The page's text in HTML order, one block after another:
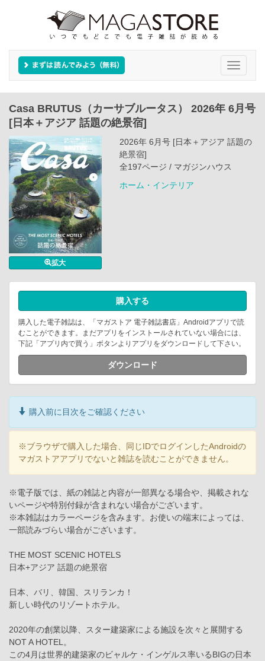
Toggle
Casa BRUTUS（カーサブルータス） 2026年 6月号
[日本＋アジア 話題の絶景宿]
拡大
2026年 6月号 [日本＋アジア 話題の
絶景宿]
全197ページ / マガジンハウス
ホーム・インテリア
購入する
購入した電子雑誌は、「マガストア 電子雑誌書店」Androidアプリで読
むことができます。まだアプリをインストールされていない場合には、
下記「アプリ内で買う」ボタンよりアプリをダウンロードして下さい。
ダウンロード
購入前に目次をご確認ください
※ブラウザで購入した場合、同じIDでログインしたAndroidの
マガストアアプリでないと雑誌を読むことができません。
※電子版では、紙の雑誌と内容が一部異なる場合や、掲載されな
いページや特別付録が含まれない場合がございます。
※本雑誌はカラーページを含みます。お使いの端末によっては、
一部読みづらい場合がございます。
THE MOST SCENIC HOTELS
日本+アジア 話題の絶景宿
日本、バリ、韓国、スリランカ！
新しい時代のリゾートホテル。
2020年の創業以降、スター建築家による施設を次々と展開する
NOT A HOTEL。
この4月は世界的建築家のビャルケ・インゲルス率いるBIGの日本